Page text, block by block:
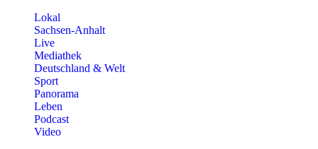
Lokal
Sachsen-Anhalt
Live
Mediathek
Deutschland & Welt
Sport
Panorama
Leben
Podcast
Video